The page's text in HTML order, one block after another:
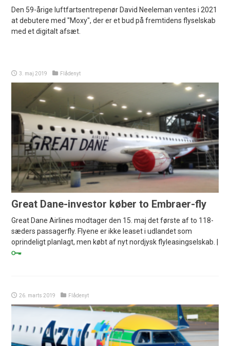
Den 59-årige luftfartsentrepenør David Neeleman ventes i 2021
at debutere med "Moxy", der er et bud på fremtidens flyselskab
med et digitalt afsæt.
3. maj 2019 Flådenyt
Great Dane-investor køber to Embraer-fly
Great Dane Airlines modtager den 15. maj det første af to 118-
sæders passagerfly. Flyene er ikke leaset i udlandet som
oprindeligt planlagt, men købt af nyt nordjysk flyleasingselskab. |
26. marts 2019 Flådenyt